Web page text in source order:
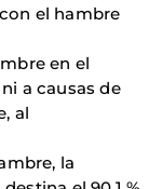
el hambre
en el
a causas de
al
la